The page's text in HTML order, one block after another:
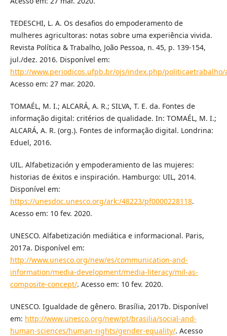
TEDESCHI, L. A. Os desafios do empoderamento de
mulheres agricultoras: notas sobre uma experiência vivida.
Revista Política & Trabalho, João Pessoa, n. 45, p. 139-154,
jul./dez. 2016. Disponível em:
http://www.periodicos.ufpb.br/ojs/index.php/politicaetrabalho/
Acesso em: 27 mar. 2020.
TOMAÉL, M. I.; ALCARÁ, A. R.; SILVA, T. E. da. Fontes de
informação digital: critérios de qualidade. In: TOMAÉL, M. I.;
ALCARÁ, A. R. (org.). Fontes de informação digital. Londrina:
Eduel, 2016.
UIL. Alfabetización y empoderamiento de las mujeres:
historias de éxitos e inspiración. Hamburgo: UIL, 2014.
Disponível em:
https://unesdoc.unesco.org/ark:/48223/pf0000228118.
Acesso em: 10 fev. 2020.
UNESCO. Alfabetización mediática e informacional. Paris,
2017a. Disponível em:
http://www.unesco.org/new/es/communication-and-
information/media-development/media-literacy/mil-as-
composite-concept/. Acesso em: 10 fev. 2020.
UNESCO. Igualdade de gênero. Brasília, 2017b. Disponível
em: http://www.unesco.org/new/pt/brasilia/social-and-
human-sciences/human-rights/gender-equality/. Acesso